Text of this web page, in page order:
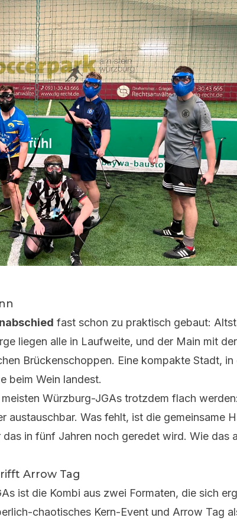
fast schon zu praktisch gebaut:
liegen alle in Laufweite, und der Main mit
Brückenschoppen. Eine kompakte Stadt,
beim Wein landest.
Würzburg-JGAs trotzdem flach
austauschbar. Was fehlt, ist die gemeinsame
in fünf Jahren noch geredet wird. Wie das
Arrow Tag
ist die Kombi aus zwei Formaten, die sich
chaotisches Kern-Event und Arrow Tag